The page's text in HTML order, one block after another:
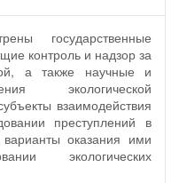
государственные
контроль и надзор за
а также научные и
экологической
взаимодействия
преступлений в
оказания ими
экологических